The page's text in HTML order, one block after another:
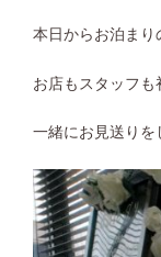
本日からお泊まり
お店もスタッフも
一緒にお見送りを